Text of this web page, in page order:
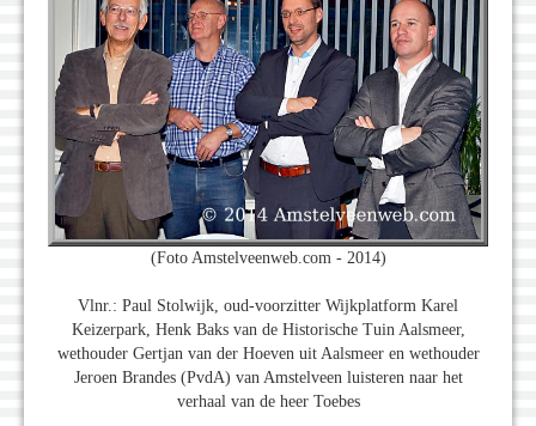
(Foto Amstelveenweb.com - 2014)
Vlnr.: Paul Stolwijk, oud-voorzitter Wijkplatform Karel
Keizerpark, Henk Baks van de Historische Tuin Aalsmeer,
wethouder Gertjan van der Hoeven uit Aalsmeer en wethouder
Jeroen Brandes (PvdA) van Amstelveen luisteren naar het
verhaal van de heer Toebes